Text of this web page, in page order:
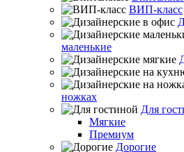
ВИП-класс
маленькие
ножках
Для
Мягкие
Премиум
Дорогие